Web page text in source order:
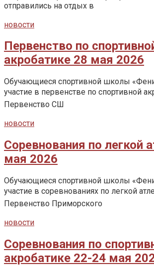
отправились на отдых в
новости
Первенство по
акробатике 28 мая 2026
Обучающиеся спортивной школы
участие в первенстве по спортивной
Первенство СШ
новости
Соревнования по легкой
мая 2026
Обучающиеся спортивной школы
участие в соревнованиях по легкой
Первенство Приморского
новости
Соревнования по
акробатике 22-24 мая